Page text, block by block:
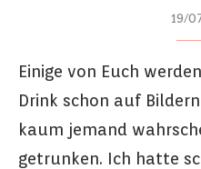
19/
Einige von Euch
Drink schon auf
kaum jemand
getrunken. Ich hatte